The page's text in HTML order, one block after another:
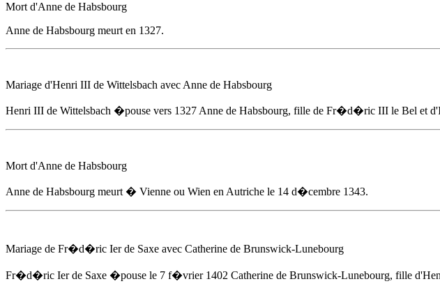
Mort d'Anne de Habsbourg
Anne de Habsbourg meurt en 1327.
Mariage d'Henri III de Wittelsbach avec Anne de Habsbourg
Henri III de Wittelsbach �pouse vers 1327 Anne de Habsbourg, fille de Fr�d�ric III le Bel et
Mort d'Anne de Habsbourg
Anne de Habsbourg meurt � Vienne ou Wien en Autriche le 14 d�cembre 1343.
Mariage de Fr�d�ric Ier de Saxe avec Catherine de Brunswick-Lunebourg
Fr�d�ric Ier de Saxe �pouse le 7 f�vrier 1402 Catherine de Brunswick-Lunebourg, fille